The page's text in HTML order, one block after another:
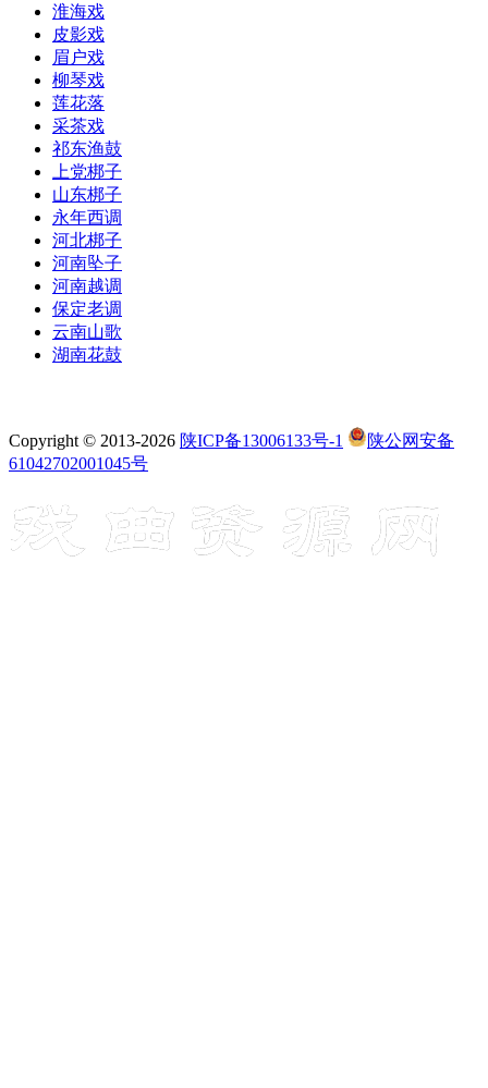
淮海戏
皮影戏
眉户戏
柳琴戏
莲花落
采茶戏
祁东渔鼓
上党梆子
山东梆子
永年西调
河北梆子
河南坠子
河南越调
保定老调
云南山歌
湖南花鼓
Copyright © 2013-2026 陕ICP备13006133号-1
陕公网安备
61042702001045号